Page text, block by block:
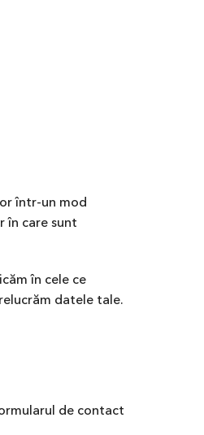
într-un mod
în care sunt
în cele ce
datele tale.
de contact